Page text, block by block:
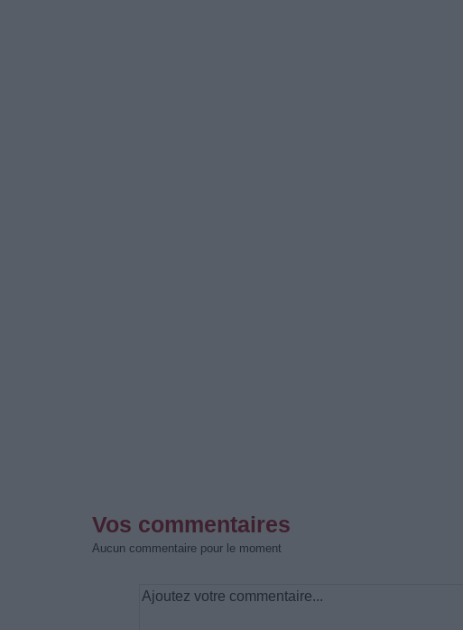
Vos commentaires
Aucun commentaire pour le moment